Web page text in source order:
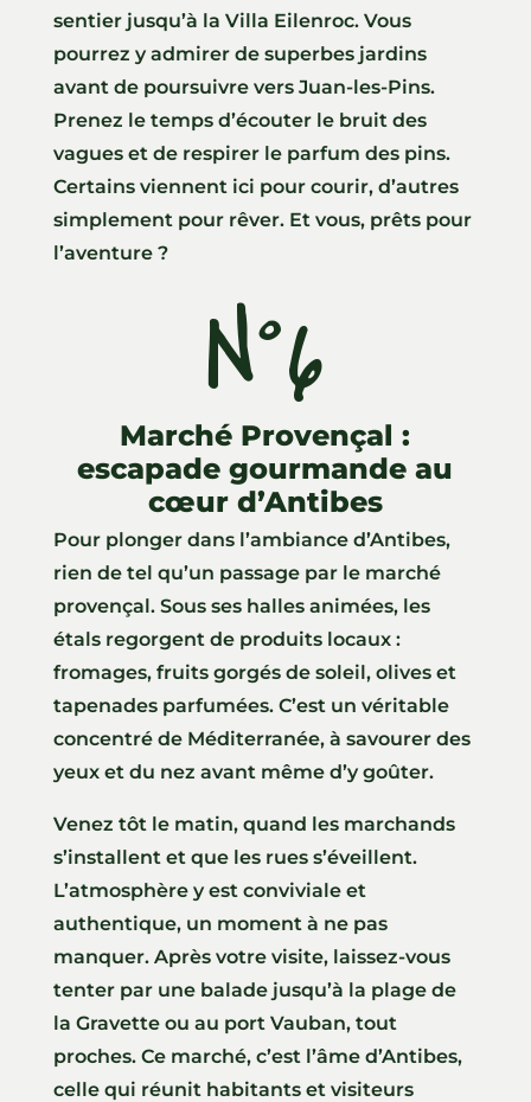
sentier jusqu’à la Villa Eilenroc. Vous
pourrez y admirer de superbes jardins
avant de poursuivre vers Juan-les-Pins.
Prenez le temps d’écouter le bruit des
vagues et de respirer le parfum des pins.
Certains viennent ici pour courir, d’autres
simplement pour rêver. Et vous, prêts pour
l’aventure ?
N°6
Marché Provençal :
escapade gourmande au
cœur d’Antibes
Pour plonger dans l’ambiance d’Antibes,
rien de tel qu’un passage par le marché
provençal. Sous ses halles animées, les
étals regorgent de produits locaux :
fromages, fruits gorgés de soleil, olives et
tapenades parfumées. C’est un véritable
concentré de Méditerranée, à savourer des
yeux et du nez avant même d’y goûter.
Venez tôt le matin, quand les marchands
s’installent et que les rues s’éveillent.
L’atmosphère y est conviviale et
authentique, un moment à ne pas
manquer. Après votre visite, laissez-vous
tenter par une balade jusqu’à la plage de
la Gravette ou au port Vauban, tout
proches. Ce marché, c’est l’âme d’Antibes,
celle qui réunit habitants et visiteurs